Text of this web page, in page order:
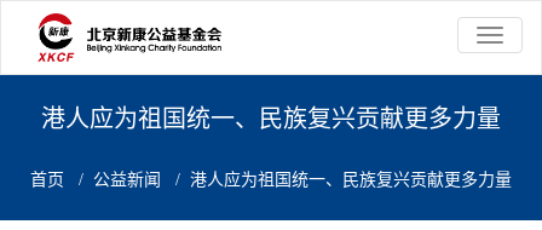
切
换
航
港人应为祖国统一、民族复兴贡献更多力量
首页 / 公益新闻 / 港人应为祖国统一、民族复兴贡献更多力量